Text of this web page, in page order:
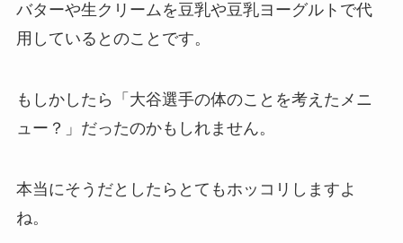
バターや生クリームを豆乳や豆乳ヨーグルトで代
用しているとのことです。
もしかしたら「大谷選手の体のことを考えたメニ
ュー？」だったのかもしれません。
本当にそうだとしたらとてもホッコリしますよ
ね。